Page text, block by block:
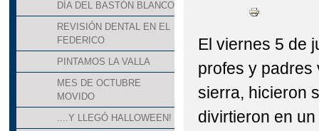
DÍA DEL BASTÓN BLANCO
REVISIÓN DENTAL EN EL
FEDERICO
PINTAMOS LA VALLA
MES DE OCTUBRE
MOVIDO
....Y LLEGÓ HALLOWEEN!
El viernes 5 de
profes y padres
sierra, hicieron
divirtieron en